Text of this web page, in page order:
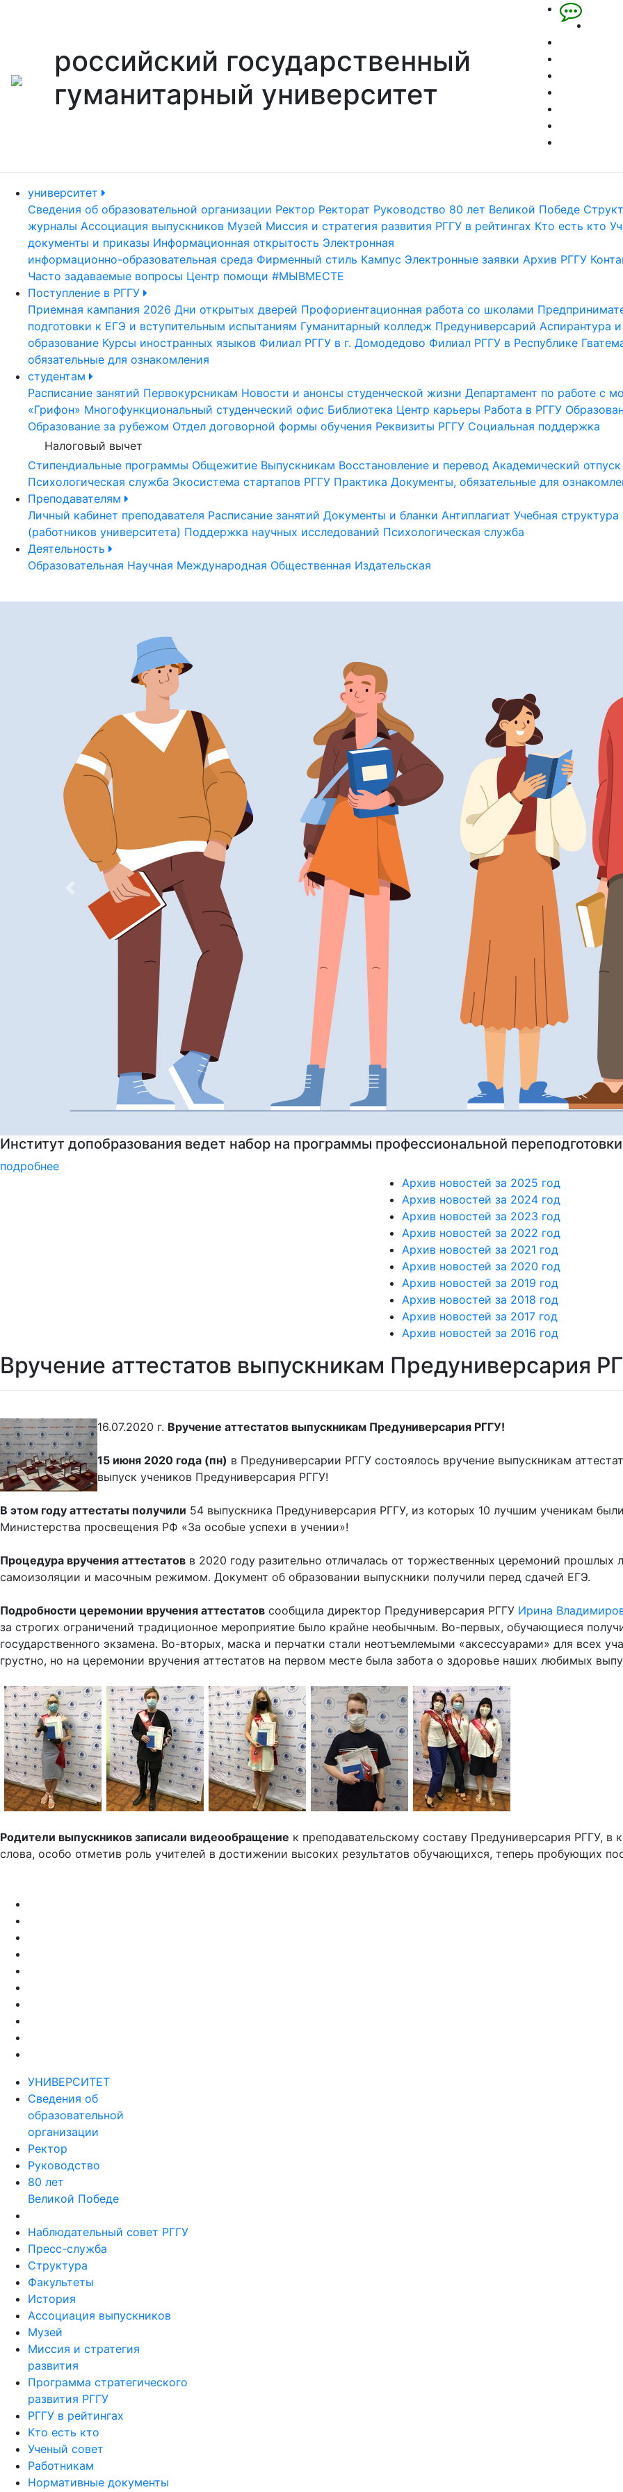
российский государственный
гуманитарный университет
университет
Сведения об образовательной организации Ректор Ректорат Руководство 80 лет Великой Победе
журналы Ассоциация выпускников Музей Миссия и стратегия развития РГГУ в рейтингах Кто есть кто
документы и приказы Информационная открытость Электронная
информационно-образовательная среда Фирменный стиль Кампус Электронные заявки Архив РГГУ
Часто задаваемые вопросы Центр помощи #МЫВМЕСТЕ
Поступление в РГГУ
Приемная кампания 2026 Дни открытых дверей Профориентационная работа со школами
подготовки к ЕГЭ и вступительным испытаниям Гуманитарный колледж Предуниверсарий Аспирантура
образование Курсы иностранных языков Филиал РГГУ в г. Домодедово Филиал РГГУ в Республике
обязательные для ознакомления
студентам
Расписание занятий Первокурсникам Новости и анонсы студенческой жизни Департамент по работе с
«Грифон» Многофункциональный студенческий офис Библиотека Центр карьеры Работа в РГГУ
Образование за рубежом Отдел договорной формы обучения Реквизиты РГГУ Социальная поддержка
Налоговый вычет
Стипендиальные программы Общежитие Выпускникам Восстановление и перевод Академический отпуск
Психологическая служба Экосистема стартапов РГГУ Практика Документы, обязательные для
Преподавателям
Личный кабинет преподавателя Расписание занятий Документы и бланки Антиплагиат Учебная структура
(работников университета) Поддержка научных исследований Психологическая служба
Деятельность
Образовательная Научная Международная Общественная Издательская
Институт допобразования РГГУ приглашает на подготовительные курсы к ЕГЭ
подробнее
Previous
Архив новостей за 2025 год
Архив новостей за 2024 год
Архив новостей за 2023 год
Архив новостей за 2022 год
Архив новостей за 2021 год
Архив новостей за 2020 год
Архив новостей за 2019 год
Архив новостей за 2018 год
Архив новостей за 2017 год
Архив новостей за 2016 год
Вручение аттестатов выпускникам Предуниверсария
16.07.2020 г. Вручение аттестатов выпускникам Предуниверсария РГГУ!
15 июня 2020 года (пн) в Предуниверсарии РГГУ состоялось вручение выпускникам
выпуск учеников Предуниверсария РГГУ!
В этом году аттестаты получили 54 выпускника Предуниверсария РГГУ, из которых 10 лучшим ученикам
Министерства просвещения РФ «За особые успехи в учении»!
Процедура вручения аттестатов в 2020 году разительно отличалась от торжественных церемоний прошлых
самоизоляции и масочным режимом. Документ об образовании выпускники получили перед сдачей ЕГЭ.
Подробности церемонии вручения аттестатов сообщила директор Предуниверсария РГГУ Ирина
за строгих ограничений традиционное мероприятие было крайне необычным. Во-первых, обучающиеся
государственного экзамена. Во-вторых, маска и перчатки стали неотъемлемыми «аксессуарами» для всех
грустно, но на церемонии вручения аттестатов на первом месте была забота о здоровье наших любимых
Родители выпускников записали видеообращение к преподавательскому составу Предуниверсария РГГУ,
слова, особо отметив роль учителей в достижении высоких результатов обучающихся, теперь пробующих
УНИВЕРСИТЕТ
Сведения об
образовательной
организации
Ректор
Руководство
80 лет
Великой Победе
Наблюдательный совет РГГУ
Пресс-служба
Структура
Факультеты
История
Ассоциация выпускников
Музей
Миссия и стратегия
развития
Программа стратегического
развития РГГУ
РГГУ в рейтингах
Кто есть кто
Ученый совет
Работникам
Нормативные документы